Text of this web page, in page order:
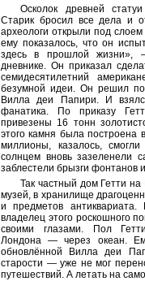
Осколок древней
Старик бросил все дела и
археологи открыли под
ему показалось, что он
здесь в прошлой жизни»,
дневнике. Он приказал
семидесятилетний
безумной идеи. Он решил
Вилла деи Папири. И
фанатика. По приказу
привезены 16 тонн
этого камня была
миллионы, казалось,
солнцем вновь зазеленели
заблестели брызги фонтанов
Так частный дом Гетти
музей, в хранилище
и предметов
владелец этого роскошного
своими глазами. Пол
Лондона — через океан.
обновлённой Вилла деи
старости — уже не мог
путешествий. А летать на